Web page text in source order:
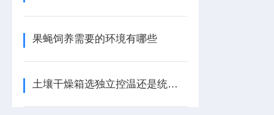
果蝇饲养需要的环境有哪些
土壤干燥箱选独立控温还是统一控温的